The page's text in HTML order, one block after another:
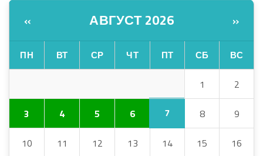
« АВГУСТ 2026 »
ПН ВТ СР ЧТ ПТ СБ ВС
1 2
3 4 5 6 7 8 9
10 11 12 13 14 15 16